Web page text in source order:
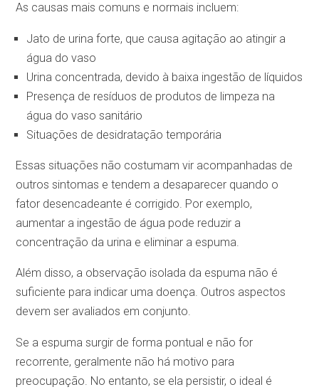
As causas mais comuns e normais incluem:
Jato de urina forte, que causa agitação ao atingir a
água do vaso
Urina concentrada, devido à baixa ingestão de líquidos
Presença de resíduos de produtos de limpeza na
água do vaso sanitário
Situações de desidratação temporária
Essas situações não costumam vir acompanhadas de
outros sintomas e tendem a desaparecer quando o
fator desencadeante é corrigido. Por exemplo,
aumentar a ingestão de água pode reduzir a
concentração da urina e eliminar a espuma.
Além disso, a observação isolada da espuma não é
suficiente para indicar uma doença. Outros aspectos
devem ser avaliados em conjunto.
Se a espuma surgir de forma pontual e não for
recorrente, geralmente não há motivo para
preocupação. No entanto, se ela persistir, o ideal é